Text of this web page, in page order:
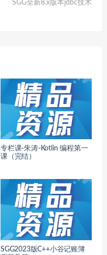
SGG全新8.x版本jdbc技术
专栏课-朱涛-Kotlin 编程第一
课（完结）
SGG2023版C++小谷记账簿